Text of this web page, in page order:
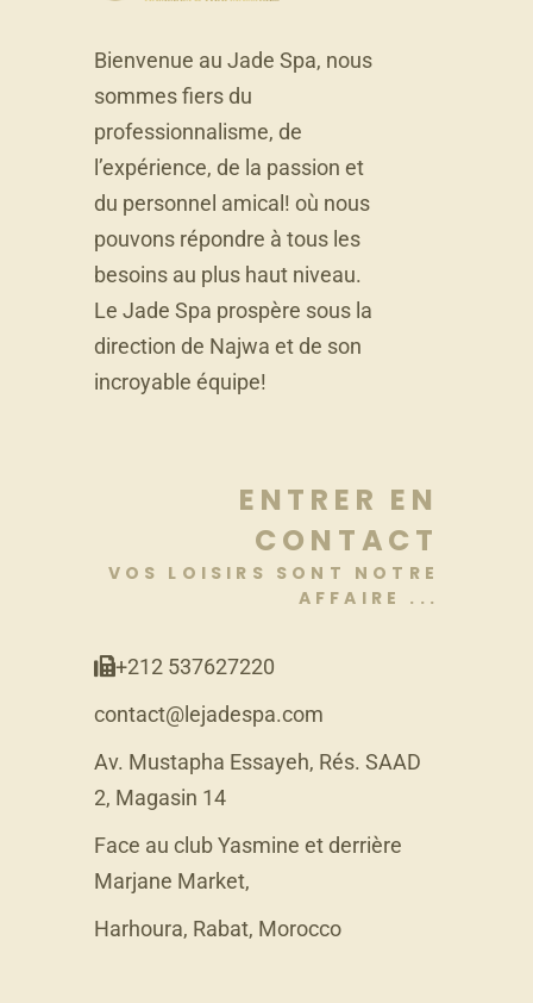
Bienvenue au Jade Spa, nous
sommes fiers du
professionnalisme, de
l’expérience, de la passion et
du personnel amical! où nous
pouvons répondre à tous les
besoins au plus haut niveau.
Le Jade Spa prospère sous la
direction de Najwa et de son
incroyable équipe!
ENTRER EN
CONTACT
VOS LOISIRS SONT NOTRE
AFFAIRE ...
+212 537627220
contact@lejadespa.com
Av. Mustapha Essayeh, Rés. SAAD
2, Magasin 14
Face au club Yasmine et derrière
Marjane Market,
Harhoura, Rabat, Morocco